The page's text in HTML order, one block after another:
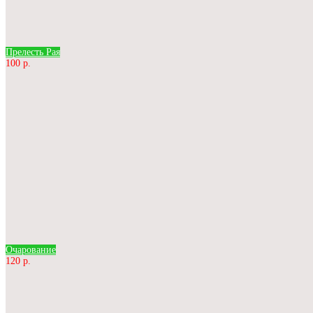
Прелесть Рая
100 р.
Очарование
120 р.